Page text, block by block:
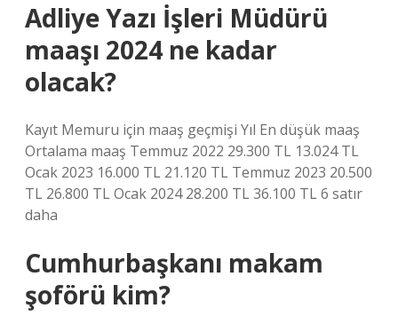
Adliye Yazı İşleri Müdürü
maaşı 2024 ne kadar
olacak?
Kayıt Memuru için maaş geçmişi Yıl En düşük maaş
Ortalama maaş Temmuz 2022 29.300 TL 13.024 TL
Ocak 2023 16.000 TL 21.120 TL Temmuz 2023 20.500
TL 26.800 TL Ocak 2024 28.200 TL 36.100 TL 6 satır
daha
Cumhurbaşkanı makam
şoförü kim?